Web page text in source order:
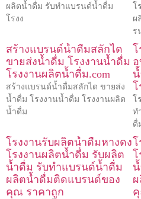
ผลิตน้ำดื่ม รับทำแบรนด์น้ำดื่ม
โรงง
โ
ผ
ร
สร้างแบรนด์น้ำดื่มสลักได
ขายส่งน้ำดื่ม โรงงานน้ำดื่ม
โรงงานผลิตน้ำดื่ม.com
สร้างแบรนด์น้ำดื่มสลักได ขายส่ง
น้ำดื่ม โรงงานน้ำดื่ม โรงงานผลิต
น้ำดื่ม
โ
โ
โ
ท
ดื่
โรงงานรับผลิตน้ำดื่มหางดง
โรงงานผลิตน้ำดื่ม รับผลิต
น้ำดื่ม รับทำแบรนด์น้ำดื่ม
ผลิตน้ำดื่มติดแบรนด์ของ
คุณ ราคาถูก
โ